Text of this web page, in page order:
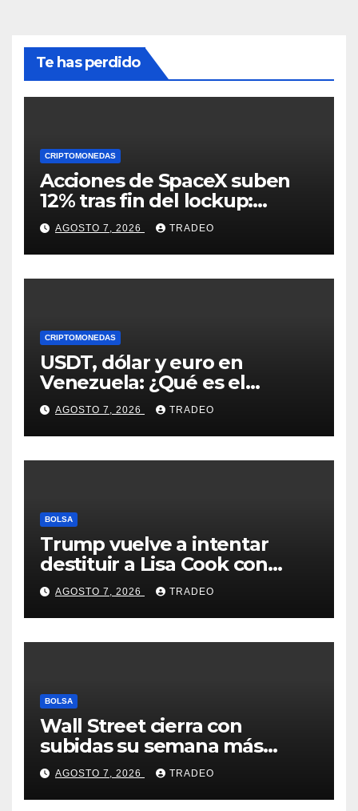
Te has perdido
CRIPTOMONEDAS
Acciones de SpaceX suben
12% tras fin del lockup:
¿Hasta dónde podrían llegar
en agosto?
AGOSTO 7, 2026 TRADEO
CRIPTOMONEDAS
USDT, dólar y euro en
Venezuela: ¿Qué es el
fenómeno “Rockets and
Feathers”?
AGOSTO 7, 2026 TRADEO
BOLSA
Trump vuelve a intentar
destituir a Lisa Cook con
acusaciones de fraude
hipotecario
AGOSTO 7, 2026 TRADEO
BOLSA
Wall Street cierra con
subidas su semana más
alcista desde abril
AGOSTO 7, 2026 TRADEO